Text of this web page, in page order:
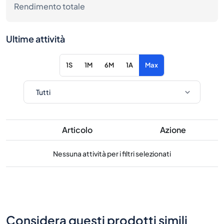
Rendimento totale
Ultime attività
1S 1M 6M 1A Max
Articolo Azione
Nessuna attività per i filtri selezionati
Considera questi prodotti simili